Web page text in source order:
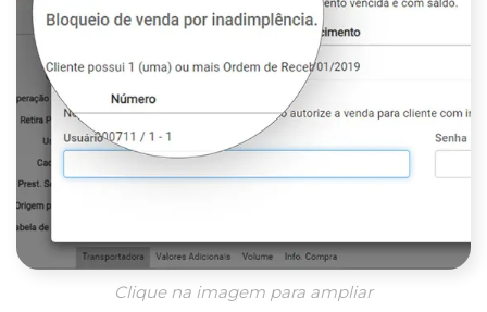
Clique na imagem para ampliar